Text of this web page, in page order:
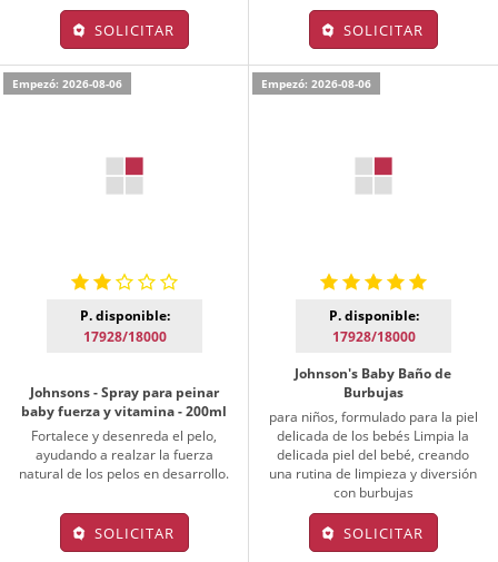
SOLICITAR SOLICITAR
Empezó: 2026-08-06
P. disponible:
17928/18000
Johnsons - Spray para peinar
baby fuerza y vitamina - 200ml
Fortalece y desenreda el pelo,
ayudando a realzar la fuerza
natural de los pelos en desarrollo.
SOLICITAR
Empezó: 2026-08-06
P. disponible:
17928/18000
Johnson's Baby Baño de
Burbujas
para niños, formulado para la piel
delicada de los bebés Limpia la
delicada piel del bebé, creando
una rutina de limpieza y diversión
con burbujas
SOLICITAR